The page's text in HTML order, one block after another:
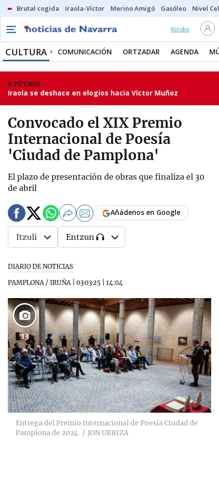
Brutal cogida Iraola-Víctor Merino Amigó Gasóleo Nivel
Kiosko
CULTURA COMUNICACIÓN ORTZADAR AGENDA
FÚTBOL
Iraola se deshace en elogios hacia Víctor Muñoz
Convocado el XIX Premio
Internacional de Poesía
'Ciudad de Pamplona'
El plazo de presentación de obras que finaliza el 30
de abril
DIARIO DE NOTICIAS
PAMPLONA / IRUÑA| 03·03·25 14:04
Añádenos en Google
Itzuli Entzun
13
Entrega del Premio Internacional de Poesía Ciudad de
Pamplona de 2024
JON URRIZA